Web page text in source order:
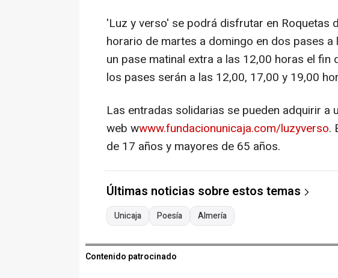
'Luz y verso' se podrá disfrutar en Roquetas
horario de martes a domingo en dos pases
un pase matinal extra a las 12,00 horas el fin
los pases serán a las 12,00, 17,00 y 19,00
Las entradas solidarias se pueden adquirir a
web wwww.fundacionunicaja.com/luzyverso.
de 17 años y mayores de 65 años.
Últimas noticias sobre estos temas
Unicaja Poesía Almería
Contenido patrocinado